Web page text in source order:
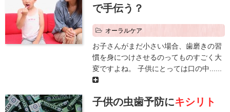
で手伝う？
オーラルケア
お子さんがまだ小さい場合、歯磨きの習
慣を身につけさせるのってものすごく大
変ですよね。 子供にとっては口の中......
子供の虫歯予防にキシリト